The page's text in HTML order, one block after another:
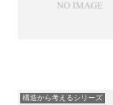
構造から考えるシリーズ